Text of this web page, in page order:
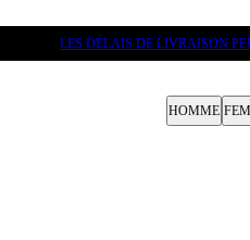
LES DÉLAIS DE LIVRAISON
HOMME